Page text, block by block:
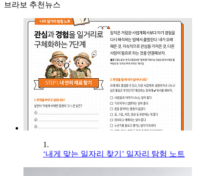
브라보 추천뉴스
1.
‘내게 맞는 일자리 찾기’ 일자리 탐험 노트